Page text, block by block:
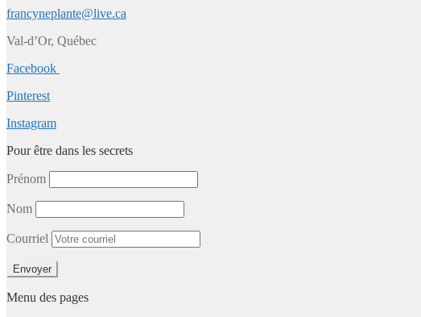
francyneplante@live.ca
Val-d’Or, Québec
Facebook
Pinterest
Instagram
Pour être dans les secrets
Prénom
Nom
Courriel
Menu des pages